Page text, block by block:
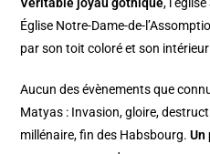
Véritable joyau gothique,
Église Notre-Dame-de-
par son toit coloré et son
Aucun des évènements que
Matyas : Invasion, gloire,
millénaire, fin des Habsbourg.Un